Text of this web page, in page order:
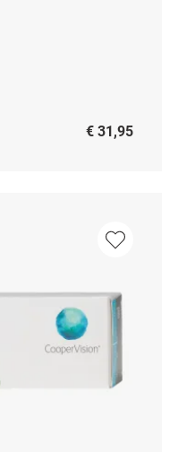
€ 31,95